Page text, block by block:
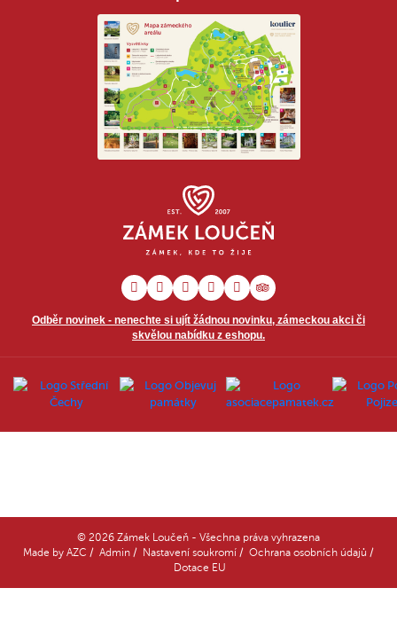
Odběr novinek - nenechte si ujít žádnou novinku, zámeckou akci či
skvělou nabídku z eshopu.
© 2026 Zámek Loučeň - Všechna práva vyhrazena
Made by AZC / Admin / Nastavení soukromí / Ochrana osobních údajů /
Dotace EU